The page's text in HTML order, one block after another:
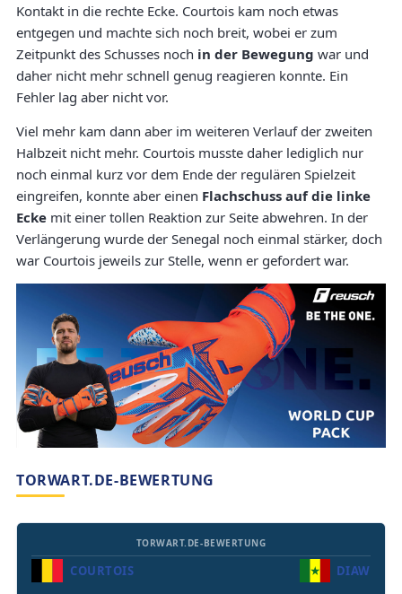
Kontakt in die rechte Ecke. Courtois kam noch etwas
entgegen und machte sich noch breit, wobei er zum
Zeitpunkt des Schusses noch in der Bewegung war und
daher nicht mehr schnell genug reagieren konnte. Ein
Fehler lag aber nicht vor.
Viel mehr kam dann aber im weiteren Verlauf der zweiten
Halbzeit nicht mehr. Courtois musste daher lediglich nur
noch einmal kurz vor dem Ende der regulären Spielzeit
eingreifen, konnte aber einen Flachschuss auf die linke
Ecke mit einer tollen Reaktion zur Seite abwehren. In der
Verlängerung wurde der Senegal noch einmal stärker, doch
war Courtois jeweils zur Stelle, wenn er gefordert war.
TORWART.DE-BEWERTUNG
COURTOIS
TORWART.DE-BEWERTUNG
DIAW